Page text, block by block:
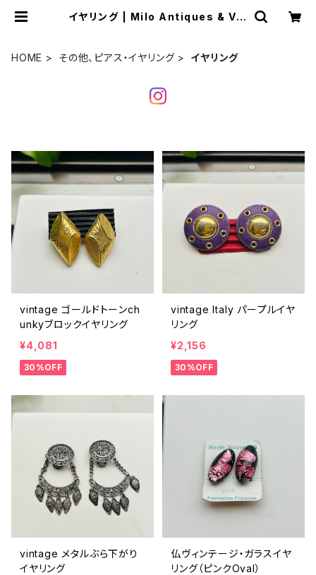
イヤリング | Milo Antiques & Vin
HOME その他、ピアス・イヤリング イヤリング
vintage ゴールドトーンch
unkyブロックイヤリング
¥4,081
30%OFF
vintage Italy パープルイヤ
リング
¥2,156
30%OFF
vintage メタルぶら下がり
イヤリング
仏ヴィンテージ・ガラスイヤ
リング（ピンクOval）